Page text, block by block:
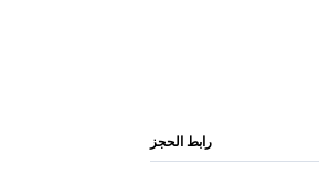
رابط الحجز